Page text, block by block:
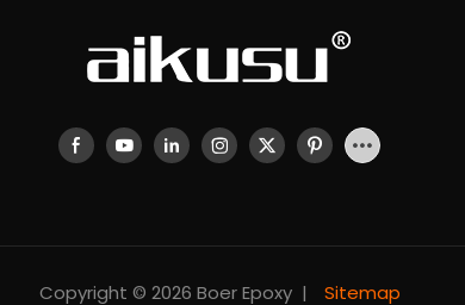
Copyright © 2026 Boer Epoxy | Sitemap